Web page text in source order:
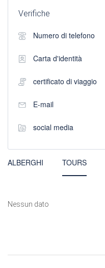
Verifiche
Numero di telefono
Carta d'identità
certificato di viaggio
E-mail
social media
ALBERGHI TOURS
Nessun dato